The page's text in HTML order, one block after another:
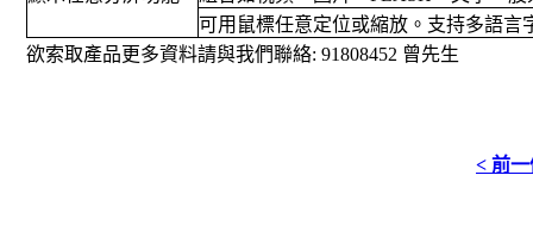
可用鼠標任意定位或縮放。支持多語言
欲索取產品更多資料請與我們聯絡: 91808452 曾先生
< 前一